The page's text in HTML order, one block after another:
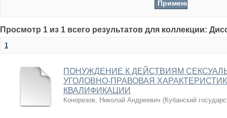
Просмотр 1 из 1 всего результатов для коллекции:
1
ПОНУЖДЕНИЕ К ДЕЙСТВИЯМ
УГОЛОВНО-ПРАВОВАЯ
КВАЛИФИКАЦИИ
Конорезов, Николай Андреевич (Кубанский